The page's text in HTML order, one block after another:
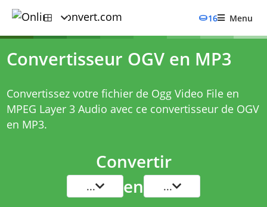
16 Menu
Convertisseur OGV en MP3
Convertissez votre fichier de Ogg Video File en
MPEG Layer 3 Audio avec ce convertisseur de OGV
en MP3.
Convertir
... en ...